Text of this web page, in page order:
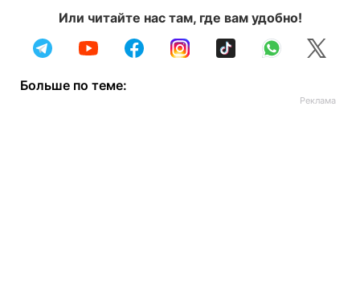
Или читайте нас там, где вам удобно!
Больше по теме: